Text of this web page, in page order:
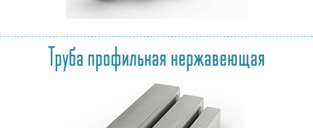
Труба профильная нержавеющая